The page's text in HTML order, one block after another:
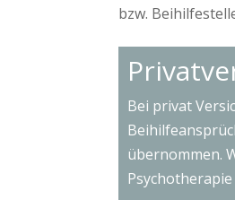
bzw.
Bei privat
übernommen.